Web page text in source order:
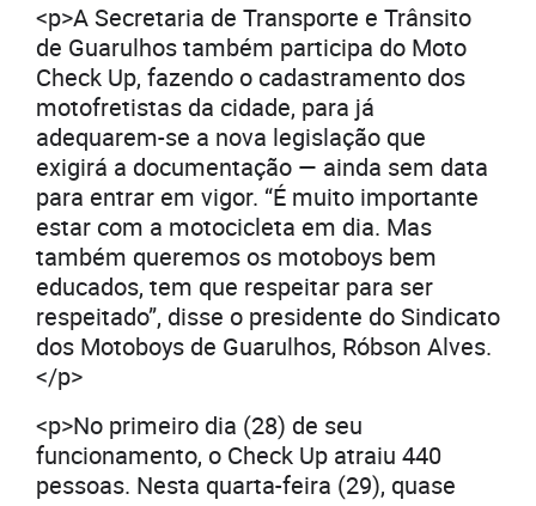
<p>A Secretaria de Transporte e Trânsito
de Guarulhos também participa do Moto
Check Up, fazendo o cadastramento dos
motofretistas da cidade, para já
adequarem-se a nova legislação que
exigirá a documentação — ainda sem data
para entrar em vigor. “É muito importante
estar com a motocicleta em dia. Mas
também queremos os motoboys bem
educados, tem que respeitar para ser
respeitado”, disse o presidente do Sindicato
dos Motoboys de Guarulhos, Róbson Alves.
</p>
<p>No primeiro dia (28) de seu
funcionamento, o Check Up atraiu 440
pessoas. Nesta quarta-feira (29), quase